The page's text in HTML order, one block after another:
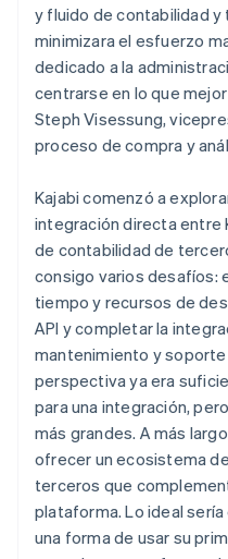
y fluido de contabilidad y
minimizara el esfuerzo
dedicado a la
centrarse en lo que
Steph Visessung,
proceso de compra y
Kajabi comenzó a
integración directa entre
de contabilidad de
consigo varios desafíos:
tiempo y recursos de
API y completar la
mantenimiento y
perspectiva ya era
para una integración,
más grandes. A más
ofrecer un ecosistema
terceros que
plataforma. Lo ideal
una forma de usar su